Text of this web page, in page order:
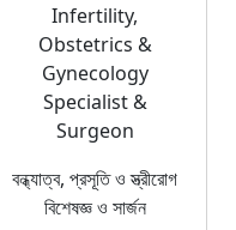
Infertility,
Obstetrics &
Gynecology
Specialist &
Surgeon
বন্ধ্যাত্ব, প্রসূতি ও স্ত্রীরোগ
বিশেষজ্ঞ ও সার্জন